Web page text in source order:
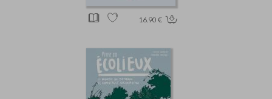
16.90 €